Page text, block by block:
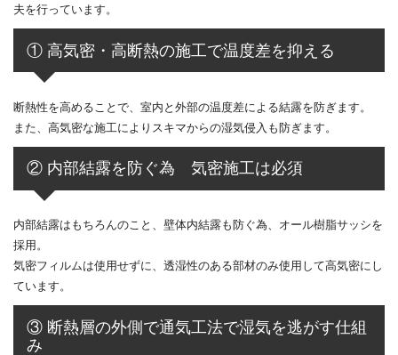
夫を行っています。
① 高気密・高断熱の施工で温度差を抑える
断熱性を高めることで、室内と外部の温度差による結露を防ぎます。
また、高気密な施工によりスキマからの湿気侵入も防ぎます。
② 内部結露を防ぐ為 気密施工は必須
内部結露はもちろんのこと、壁体内結露も防ぐ為、オール樹脂サッシを
採用。
気密フィルムは使用せずに、透湿性のある部材のみ使用して高気密にし
ています。
③ 断熱層の外側で通気工法で湿気を逃がす仕組
み